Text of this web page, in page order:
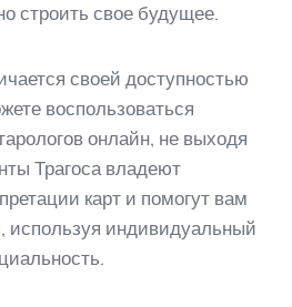
строить свое будущее.
своей доступностью
воспользоваться
онлайн, не выходя
Трагоса владеют
карт и помогут вам
используя индивидуальный